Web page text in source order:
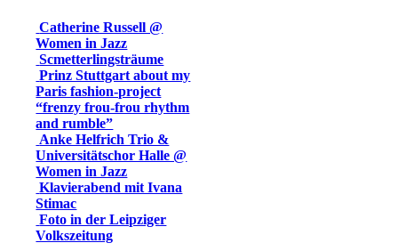
Catherine Russell @
Women in Jazz
Scmetterlingsträume
Prinz Stuttgart about my
Paris fashion-project
“frenzy frou-frou rhythm
and rumble”
Anke Helfrich Trio &
Universitätschor Halle @
Women in Jazz
Klavierabend mit Ivana
Stimac
Foto in der Leipziger
Volkszeitung